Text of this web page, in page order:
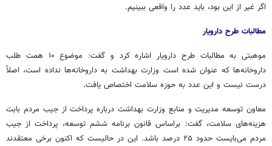
اگر غیر از این بود، باید عدد را واقعی ببینیم.
مطالبات طرح دارویار
موهبتی به مطالبات طرح دارویار
اشاره کرد و گفت: موضوع ۱۰ همت طلب
داروخانه‌ها که عنوان شده است وزارت بهداشت به داروخانه‌ها نداده است، اصلاً
درست نیست و این عدد به حوزه سلامت اختصاص یافت.
معاون توسعه مدیریت و منابع وزارت بهداشت درباره پرداخت از جیب مردم بابت
هزینه‌های سلامت، گفت: براساسقانون برنامه ششم توسعه، پرداخت از جیب
مردم می‌بایست حدود ۲۵ درصد باشد. این در حالیست که اکنون برخی معتقدند